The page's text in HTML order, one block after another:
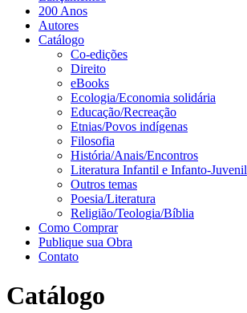
200 Anos
Autores
Catálogo
Co-edições
Direito
eBooks
Ecologia/Economia solidária
Educação/Recreação
Etnias/Povos indígenas
Filosofia
História/Anais/Encontros
Literatura Infantil e Infanto-Juvenil
Outros temas
Poesia/Literatura
Religião/Teologia/Bíblia
Como Comprar
Publique sua Obra
Contato
Catálogo